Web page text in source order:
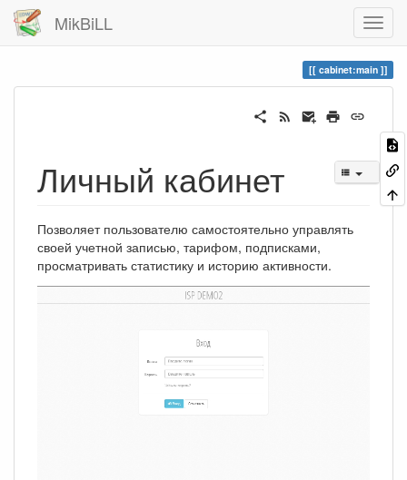
MikBiLL
cabinet:main
Личный кабинет
Позволяет пользователю самостоятельно управлять
своей учетной записью, тарифом, подписками,
просматривать статистику и историю активности.